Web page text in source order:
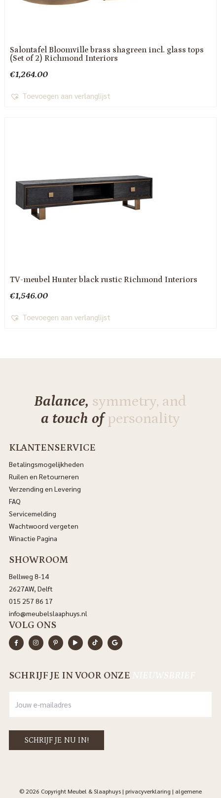
Salontafel Bloomville brass shagreen incl. glass tops
(Set of 2) Richmond Interiors
€1,264.00
Toevoegen aan verlanglijst
TV-meubel Hunter black rustic Richmond Interiors
€1,546.00
Toevoegen aan verlanglijst
Balance, symmetry, and
a touch ofpersonality
KLANTENSERVICE
Betalingsmogelijkheden
Ruilen en Retourneren
Verzending en Levering
FAQ
Servicemelding
Wachtwoord vergeten
Winactie Pagina
SHOWROOM
Bellweg 8-14
2627AW, Delft
015 257 86 17
info@meubelslaaphuys.nl
VOLG ONS
SCHRIJF JE IN VOOR ONZE NIEUWSBRIEF
© 2026 Copyright Meubel & Slaaphuys | privacyverklaring | algemene